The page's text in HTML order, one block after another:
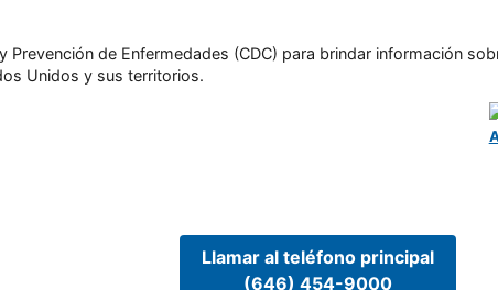
de Enfermedades (CDC) para brindar información
Unidos y sus territorios.
Llamar al teléfono principal
(646) 454-9000